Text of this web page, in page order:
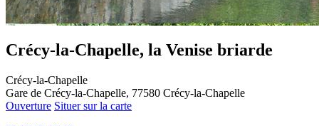
Crécy-la-Chapelle, la Venise briarde
Crécy-la-Chapelle
Gare de Crécy-la-Chapelle, 77580 Crécy-la-Chapelle
Ouverture Situer sur la carte